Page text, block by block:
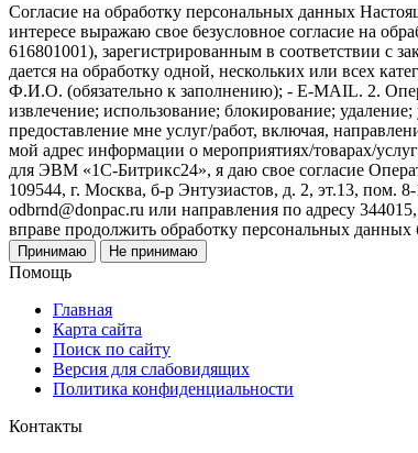
Согласие на обработку персональных данных
интересе выражаю свое безусловное согласие на
616801001), зарегистрированным в соответствии с
дается на обработку одной, нескольких или всех
Ф.И.О. (обязательно к заполнению); - E-MAIL. 2.
извлечение; использование; блокирование;
предоставление мне услуг/работ, включая,
мой адрес информации о мероприятиях/товарах/
для ЭВМ «1С-Битрикс24», я даю свое согласие
109544, г. Москва, б-р Энтузиастов, д. 2, эт.13, пом.
odbrnd@donpac.ru или направления по адресу
вправе продолжить обработку персональных
Принимаю Не принимаю
Помощь
Главная
Карта сайта
Поиск по сайту
Версия для слабовидящих
Политика конфиденциальности
Контакты